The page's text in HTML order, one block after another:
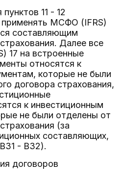
11 - 12
применять МСФО (IFRS)
составляющим
Далее все
17 на встроенные
относятся к
которые не были
договора страхования,
к инвестиционным
не были отделены от
(за
составляющих,
- B32).
договоров